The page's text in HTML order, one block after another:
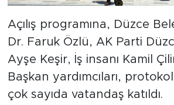
Açılış programına, Düzce
Dr. Faruk Özlü, AK Parti
Ayşe Keşir, İş insanı Kamil
Başkan yardımcıları,
çok sayıda vatandaş katıldı.